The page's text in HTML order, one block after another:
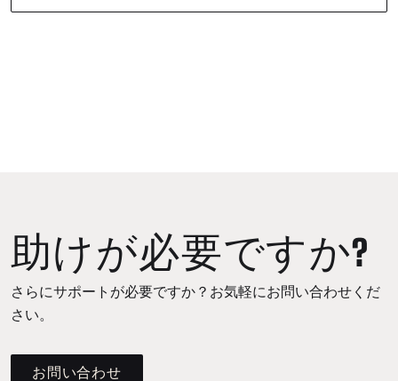
助けが必要ですか?
さらにサポートが必要ですか？お気軽にお問い合わせくだ
さい。
お問い合わせ